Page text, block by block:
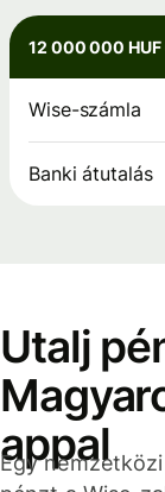
12 000 000 HUF
Wise-számla
Banki átutalás
Utalj
appal
Egy